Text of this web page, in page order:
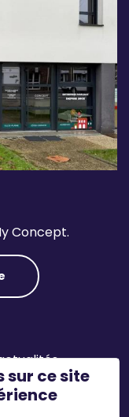
Concept.
sur ce site